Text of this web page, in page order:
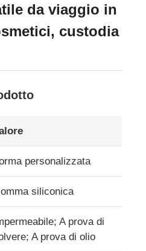
da viaggio in
custodia
personalizzata
siliconica
A prova di
A prova di olio